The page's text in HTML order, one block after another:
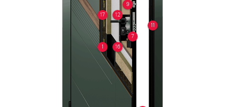
1
7
9
11
12
16
17